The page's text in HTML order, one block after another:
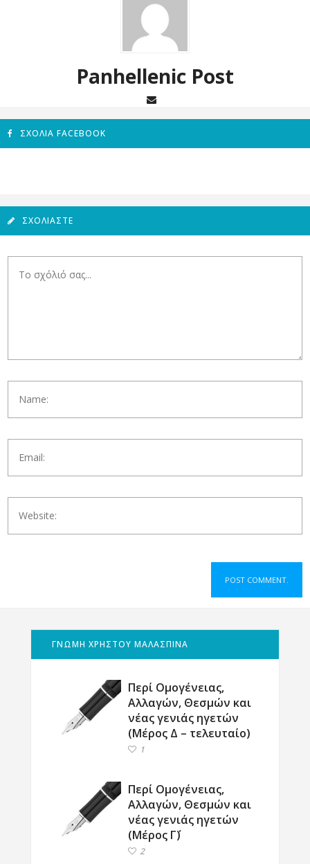
Panhellenic Post
ΣΧΌΛΙΑ FACEBOOK
ΣΧΟΛΙΆΣΤΕ
ΓΝΩΜΗ ΧΡΗΣΤΟΥ ΜΑΛΑΣΠΙΝΑ
Περί Ομογένειας,
Αλλαγών, Θεσμών και
νέας γενιάς ηγετών
(Μέρος Δ – τελευταίο)
1
Περί Ομογένειας,
Αλλαγών, Θεσμών και
νέας γενιάς ηγετών
(Μέρος Γ΄)
2